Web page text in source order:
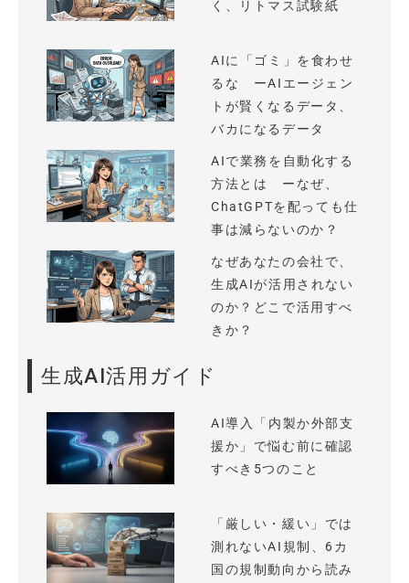
く、リトマス試験紙
AIに「ゴミ」を食わせ
るな ーAIエージェン
トが賢くなるデータ、
バカになるデータ
AIで業務を自動化する
方法とは ーなぜ、
ChatGPTを配っても仕
事は減らないのか？
なぜあなたの会社で、
生成AIが活用されない
のか？どこで活用すべ
きか？
生成AI活用ガイド
AI導入「内製か外部支
援か」で悩む前に確認
すべき5つのこと
「厳しい・緩い」では
測れないAI規制、6カ
国の規制動向から読み